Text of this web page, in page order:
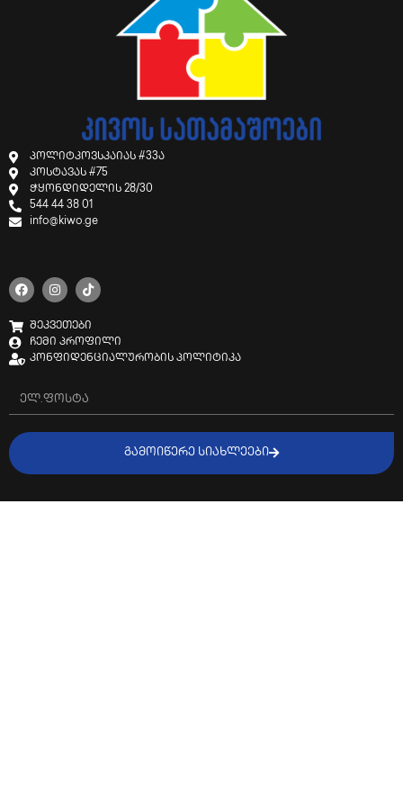
პოლიტკოვსკაიას #33ა
კოსტავას #75
ჭყონდიდელის 28/30
544 44 38 01
info@kiwo.ge
შეკვეთები
ჩემი პროფილი
კონფიდენციალურობის პოლიტიკა
ᲒᲐᲛᲝᲘᲬᲔᲠᲔ ᲡᲘᲐᲮᲚᲔᲔᲑᲘ